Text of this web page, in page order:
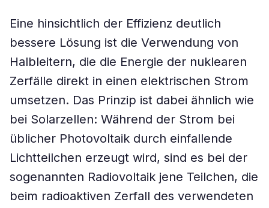
Eine hinsichtlich der Effizienz deutlich
bessere Lösung ist die Verwendung von
Halbleitern, die die Energie der nuklearen
Zerfälle direkt in einen elektrischen Strom
umsetzen. Das Prinzip ist dabei ähnlich wie
bei Solarzellen: Während der Strom bei
üblicher Photovoltaik durch einfallende
Lichtteilchen erzeugt wird, sind es bei der
sogenannten Radiovoltaik jene Teilchen, die
beim radioaktiven Zerfall des verwendeten